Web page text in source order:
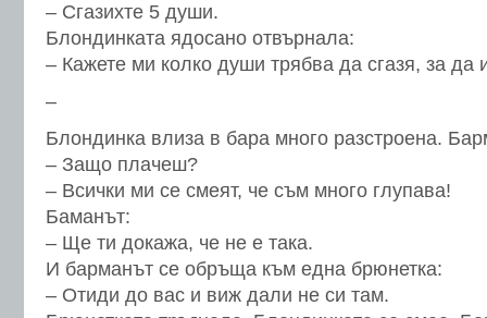
– Сгазихте 5 души.
Блондинката ядосано отвърнала:
– Кажете ми колко души трябва да сгазя, за да
–
Блондинка влиза в бара много разстроена.
– Защо плачеш?
– Всички ми се смеят, че съм много глупава!
Баманът:
– Ще ти докажа, че не е така.
И барманът се обръща към една брюнетка:
– Отиди до вас и виж дали не си там.